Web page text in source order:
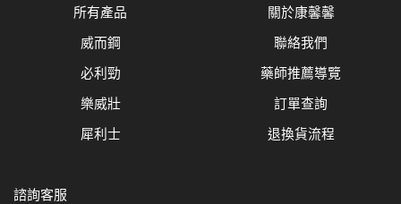
所有產品
威而鋼
必利勁
樂威壯
犀利士
關於康馨馨
聯絡我們
藥師推薦導覽
訂單查詢
退換貨流程
諮詢客服